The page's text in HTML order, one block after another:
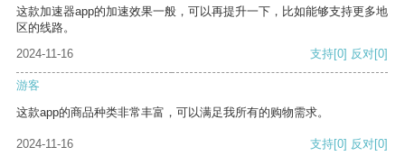
这款加速器app的加速效果一般，可以再提升一下，比如能够支持更多地
区的线路。
2024-11-16
支持[0] 反对[0]
游客
这款app的商品种类非常丰富，可以满足我所有的购物需求。
2024-11-16 支持[0] 反对[0]